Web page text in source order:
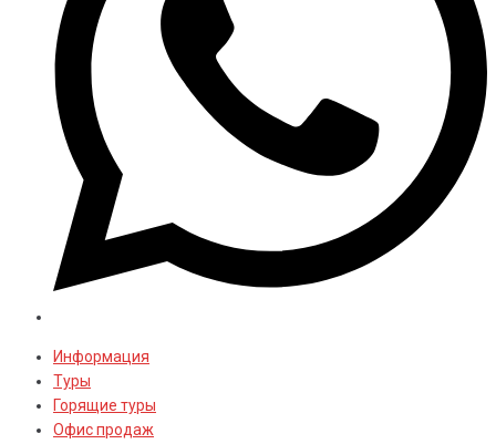
Информация
Туры
Горящие туры
Офис продаж